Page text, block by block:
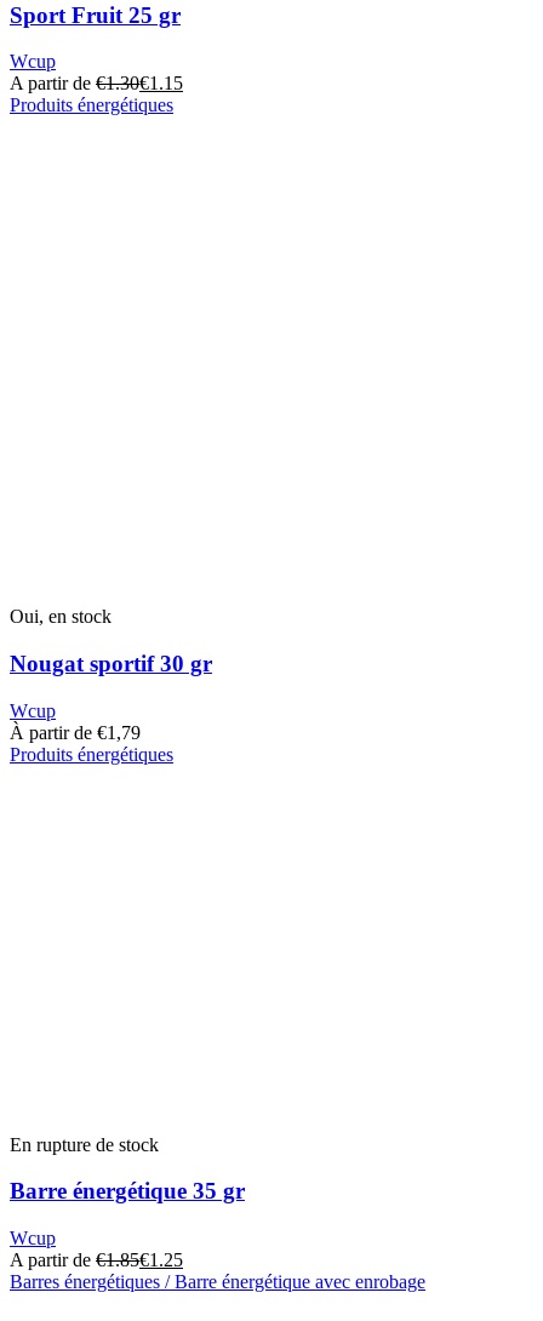
Sport Fruit 25 gr
Wcup
A partir de €1.30€1.15
Produits énergétiques
Oui, en stock
Nougat sportif 30 gr
Wcup
À partir de €1,79
Produits énergétiques
En rupture de stock
Barre énergétique 35 gr
Wcup
A partir de €1.85€1.25
Barres énergétiques / Barre énergétique avec enrobage